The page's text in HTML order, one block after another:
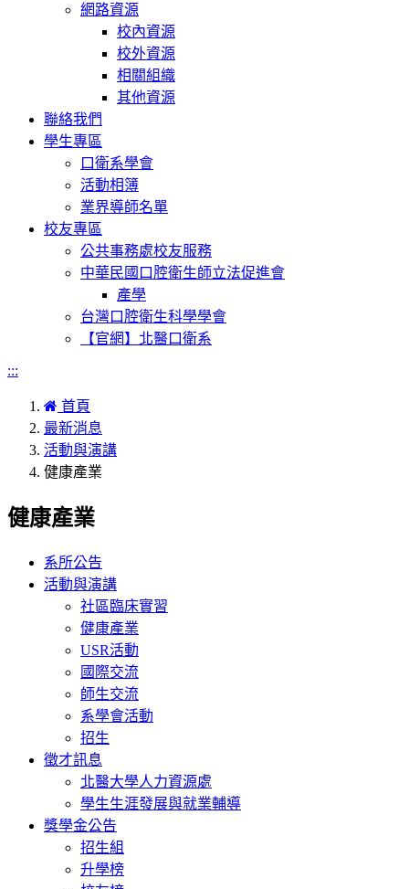
網路資源
校內資源
校外資源
相關組織
其他資源
聯絡我們
學生專區
口衛系學會
活動相簿
業界導師名單
校友專區
公共事務處校友服務
中華民國口腔衛生師立法促進會
產學
台灣口腔衛生科學學會
【官網】北醫口衛系
:::
首頁
最新消息
活動與演講
健康產業
健康產業
系所公告
活動與演講
社區臨床實習
健康產業
USR活動
國際交流
師生交流
系學會活動
招生
徵才訊息
北醫大學人力資源處
學生生涯發展與就業輔導
獎學金公告
招生組
升學榜